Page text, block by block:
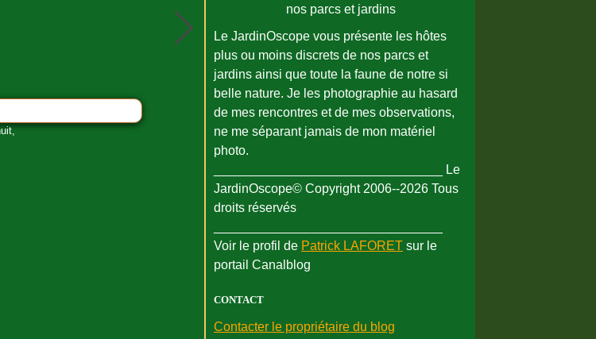
Le JardinOscope vous présente les hôtes
plus ou moins discrets de nos parcs et
jardins ainsi que toute la faune de notre si
belle nature. Je les photographie au hasard
de mes rencontres et de mes observations,
ne me séparant jamais de mon matériel
photo.
________________________________ Le
JardinOscope© Copyright 2006--2026 Tous
droits réservés
Voir le profil de Patrick LAFORET sur le
portail Canalblog
CONTACT
Contacter le propriétaire du blog